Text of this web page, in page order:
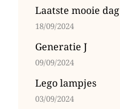
Laatste mooie dag
18/09/2024
Generatie J
09/09/2024
Lego lampjes
03/09/2024